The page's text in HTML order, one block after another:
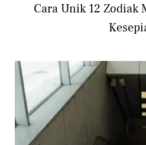
Cara Unik 12 Zodiak